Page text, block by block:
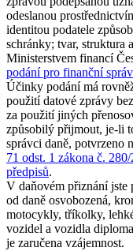
odeslanou
identitou podatele
schránky; tvar, struktura
Ministerstvem financí
podání pro finanční
Účinky podání má
použití datové zprávy
za použití jiných
způsobilý přijmout, je-li
správci daně, potvrzeno
71 odst. 1 zákona č.
předpisů.
V daňovém přiznání jste
od daně osvobozená,
motocykly, tříkolky,
vozidel a vozidla
je zaručena vzájemnost.